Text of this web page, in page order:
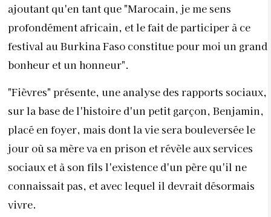
ajoutant qu'en tant que "Marocain, je me sens
profondément africain, et le fait de participer à ce
festival au Burkina Faso constitue pour moi un grand
bonheur et un honneur".
"Fièvres" présente, une analyse des rapports sociaux,
sur la base de l'histoire d'un petit garçon, Benjamin,
placé en foyer, mais dont la vie sera bouleversée le
jour où sa mère va en prison et révèle aux services
sociaux et à son fils l'existence d'un père qu'il ne
connaissait pas, et avec lequel il devrait désormais
vivre.